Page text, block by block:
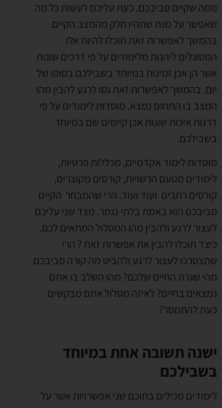
ממה שקיים סביבכם. כעת עליכם לעשות כל מה
שאפשר על מנת שתהיו חלק מהמצב הקיים.
בהמשך לאפשרות זאת תוכלו להיות אלו
המסוגלים ליהנות מלימודים על פי דרכים שונות
אשר הן אכן זמינות במיוחד בשבילכם בסופו של
יום. בהמשך לאפשרות זאת נסו לרגע להבין מהו
המצב בו התחום נמצא. מוסדות לימודים על פי
דרגות איכות שונות אכן קיימים שם במיוחד
בשבילכם.
מוסדות לימוד אקדמיים, מכללות פרטיות,
לימודים מטעם הרשויות, קורסים מקוצרים,
קורסים רחבים ועוד ועוד. הרי שהמבחר הקיים
סביבכם הוא באמת בלתי נגמר. מצד שני עליכם
לעצור לרגע ולהבין מהו המסלול המתאים לכם.
כיצד תוכלו להבין את אפשרות זאת ? הרי
שתצטרכו לעצור לרגע ולהביט מה קורה סביבכם.
מהי שגרת החיים שלכם? מהו השלב בו אתם
נמצאים בחיים? לאיזה מסלול אתם מבקשים
כעת להתמסר?
ישנה תשובה אחת במיוחד
בשבילכם
לימודים מכילים בתוכם שני אפשרויות אשר על